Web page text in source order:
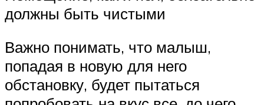
должны быть чистыми
Важно понимать, что малыш,
попадая в новую для него
обстановку, будет пытаться